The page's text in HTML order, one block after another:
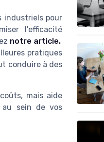
industriels pour
l'efficacité
notre article.
pratiques
conduire à des
mais aide
au sein de vos